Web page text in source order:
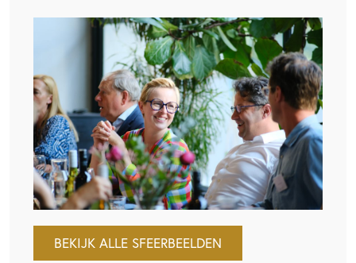
BEKIJK ALLE SFEERBEELDEN